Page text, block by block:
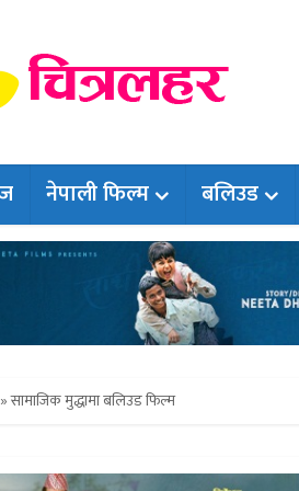
नेपाली फिल्म बलिउड
»सामाजिक मुद्धामा बलिउड फिल्म